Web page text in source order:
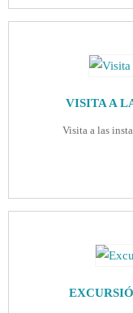
VISITA A
Visita a las